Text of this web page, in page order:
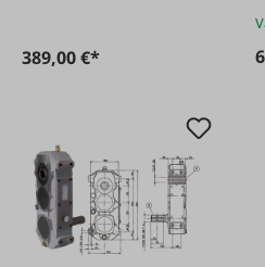
389,00 €*